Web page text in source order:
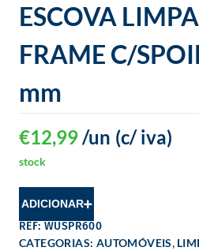
ESCOVA
FRAME C/
mm
€12,99 (c/ iva)
/un
stock
ADICIONAR
REF: WUSPR600
CATEGORIAS: AUTOMÓVEIS,